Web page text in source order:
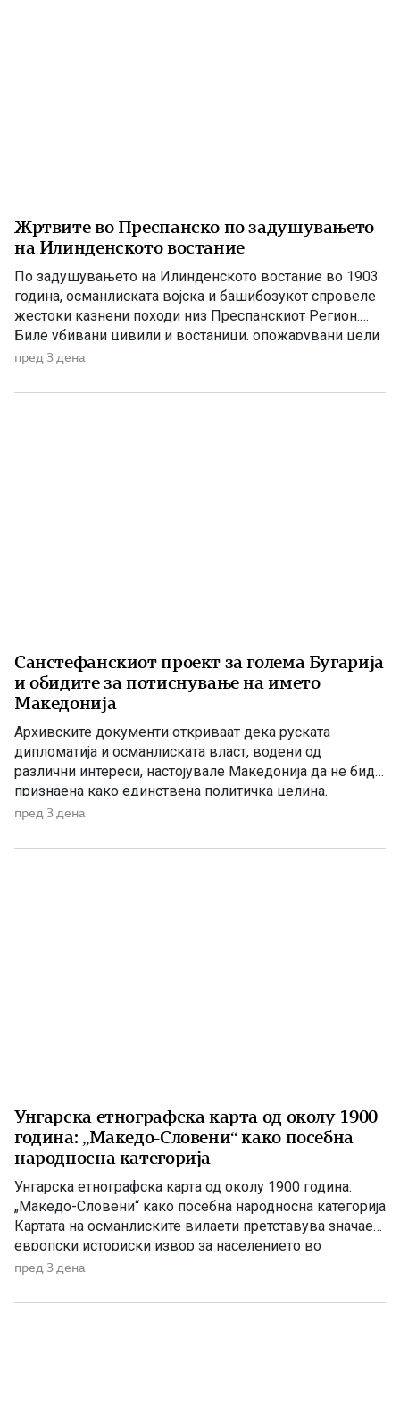
Жртвите во Преспанско по задушувањето
на Илинденското востание
По задушувањето на Илинденското востание во 1903
година, османлиската војска и башибозукот спровеле
жестоки казнени походи низ Преспанскиот Регион.
Биле убивани цивили и востаници, опожарувани цели
села, ограбувани куќи, добиток и летнина, а
планините и во трските покрај Преспанското Езеро.
пред 3 дена
Санстефанскиот проект за голема Бугарија
и обидите за потиснување на името
Македонија
Архивските документи откриваат дека руската
дипломатија и османлиската власт, водени од
различни интереси, настојувале Македонија да не биде
признаена како единствена политичка целина.
Наместо нејзиното историско име, во службената
вилаети“. Македонија во Санстефанскиот проект По
пред 3 дена
Унгарска етнографска карта од околу 1900
година: „Македо-Словени“ како посебна
народносна категорија
Унгарска етнографска карта од околу 1900 година:
„Македо-Словени“ како посебна народносна категорија
Картата на османлиските вилаети претставува значаен
европски историски извор за населението во
Македонија на преминот од XIX кон XX век На крајот
силни политички, црковни и пропагандни судири.
пред 3 дена